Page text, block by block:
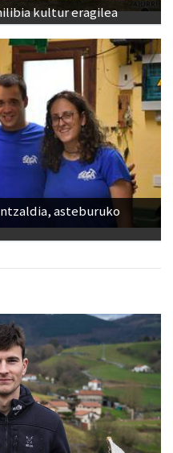
kultur eragilea
asteburuko